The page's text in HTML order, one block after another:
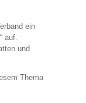
ein
auf.
und
Thema